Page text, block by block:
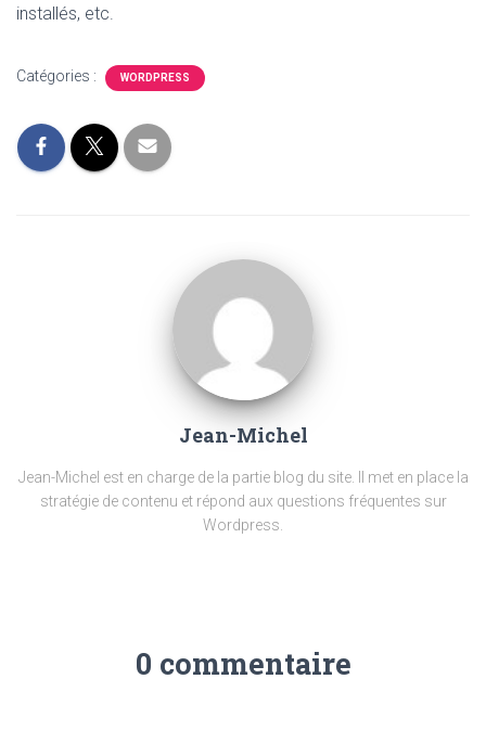
installés, etc.
Catégories : WORDPRESS
Jean-Michel
Jean-Michel est en charge de la partie blog du site. Il met en place la
stratégie de contenu et répond aux questions fréquentes sur
Wordpress.
0 commentaire